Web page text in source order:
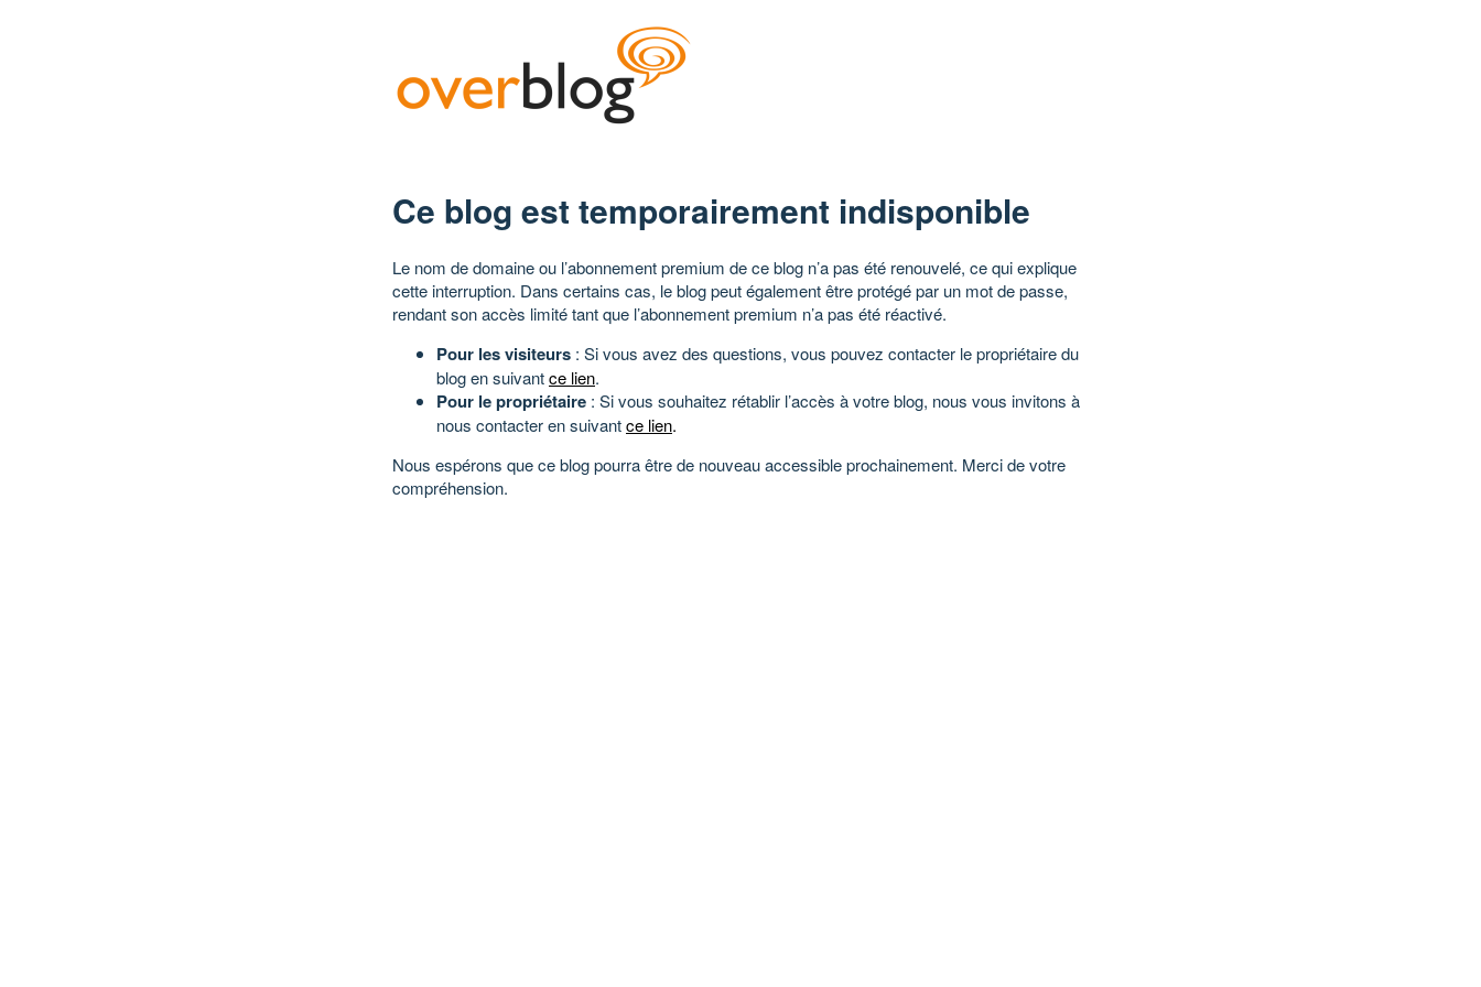
Ce blog est temporairement indisponible
Le nom de domaine ou l’abonnement premium de ce blog n’a pas été renouvelé, ce qui explique
cette interruption. Dans certains cas, le blog peut également être protégé par un mot de passe,
rendant son accès limité tant que l’abonnement premium n’a pas été réactivé.
Pour les visiteurs : Si vous avez des questions, vous pouvez contacter le propriétaire du
blog en suivantce lien.
Pour le propriétaire : Si vous souhaitez rétablir l’accès à votre blog, nous vous invitons à
nous contacter en suivantce lien.
Nous espérons que ce blog pourra être de nouveau accessible prochainement. Merci de votre
compréhension.